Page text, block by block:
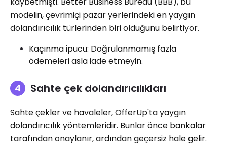
modelin, çevrimiçi pazar yerlerindeki en yaygın
dolandırıcılık türlerinden biri olduğunu belirtiyor.
Kaçınma ipucu: Doğrulanmamış fazla
ödemeleri asla iade etmeyin.
Sahte çek dolandırıcılıkları
Sahte çekler ve havaleler, OfferUp'ta yaygın
dolandırıcılık yöntemleridir. Bunlar önce bankalar
tarafından onaylanır, ardından geçersiz hale gelir.